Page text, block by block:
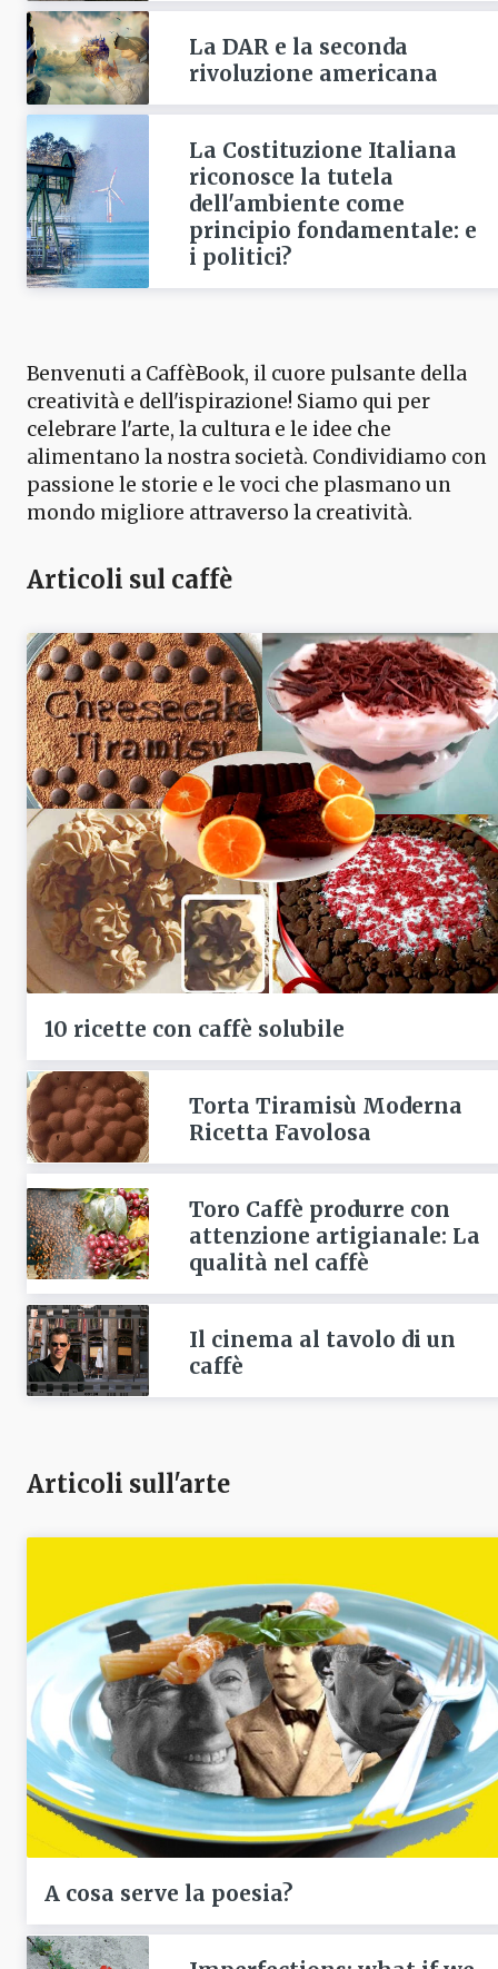
La DAR e la seconda
rivoluzione americana
La Costituzione Italiana
riconosce la tutela
dell'ambiente come
principio fondamentale: e
i politici?
Benvenuti a CaffèBook, il cuore pulsante della
creatività e dell'ispirazione! Siamo qui per
celebrare l'arte, la cultura e le idee che
alimentano la nostra società. Condividiamo con
passione le storie e le voci che plasmano un
mondo migliore attraverso la creatività.
Articoli sul caffè
10 ricette con caffè solubile
Torta Tiramisù Moderna
Ricetta Favolosa
Toro Caffè produrre con
attenzione artigianale: La
qualità nel caffè
Il cinema al tavolo di un
caffè
Articoli sull'arte
A cosa serve la poesia?